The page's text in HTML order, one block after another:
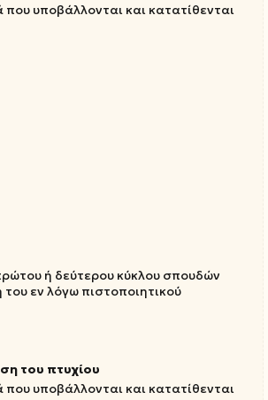
υποβάλλονται και κατατίθενται
ή δεύτερου κύκλου σπουδών
εν λόγω πιστοποιητικού
του πτυχίου
υποβάλλονται και κατατίθενται